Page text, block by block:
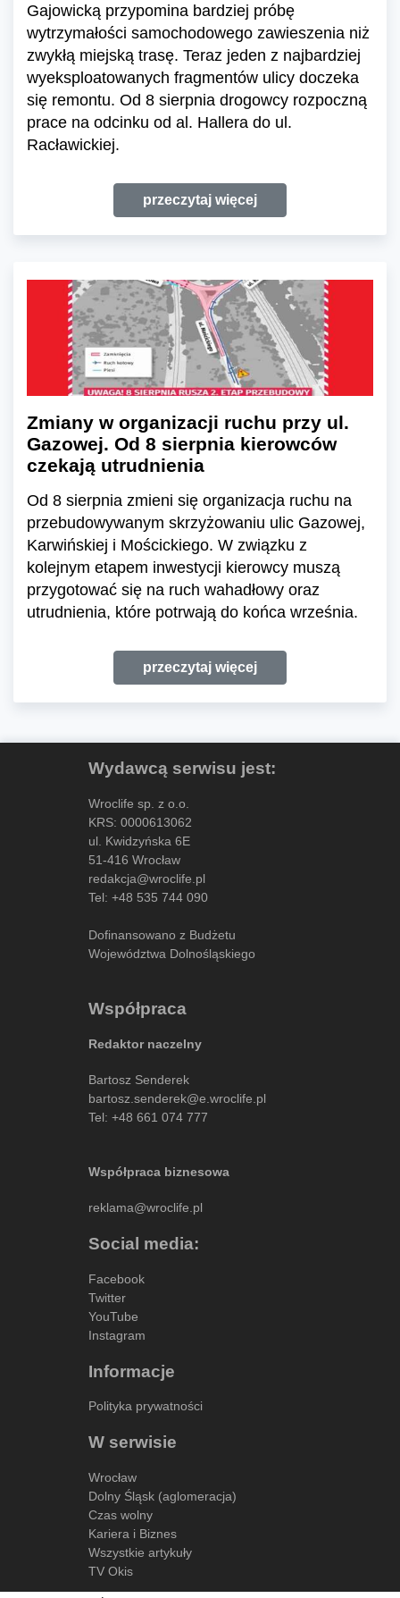
Gajowicką przypomina bardziej próbę
wytrzymałości samochodowego zawieszenia niż
zwykłą miejską trasę. Teraz jeden z najbardziej
wyeksploatowanych fragmentów ulicy doczeka
się remontu. Od 8 sierpnia drogowcy rozpoczną
prace na odcinku od al. Hallera do ul.
Racławickiej.
przeczytaj więcej
Zmiany w organizacji ruchu przy ul.
Gazowej. Od 8 sierpnia kierowców
czekają utrudnienia
Od 8 sierpnia zmieni się organizacja ruchu na
przebudowywanym skrzyżowaniu ulic Gazowej,
Karwińskiej i Mościckiego. W związku z
kolejnym etapem inwestycji kierowcy muszą
przygotować się na ruch wahadłowy oraz
utrudnienia, które potrwają do końca września.
przeczytaj więcej
Wydawcą serwisu jest:
Wroclife sp. z o.o.
KRS: 0000613062
ul. Kwidzyńska 6E
51-416 Wrocław
redakcja@wroclife.pl
Tel: +48 535 744 090
Dofinansowano z Budżetu
Województwa Dolnośląskiego
Współpraca
Redaktor naczelny
Bartosz Senderek
bartosz.senderek@e.wroclife.pl
Tel: +48 661 074 777
Współpraca biznesowa
reklama@wroclife.pl
Social media:
Facebook
Twitter
YouTube
Instagram
Informacje
Polityka prywatności
W serwisie
Wrocław
Dolny Śląsk (aglomeracja)
Czas wolny
Kariera i Biznes
Wszystkie artykuły
TV Okis